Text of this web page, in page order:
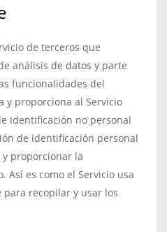
de terceros que
análisis de datos y parte
funcionalidades del
y proporciona al Servicio
identificación no personal
de identificación personal
proporcionar la
Así es como el Servicio usa
para recopilar y usar los